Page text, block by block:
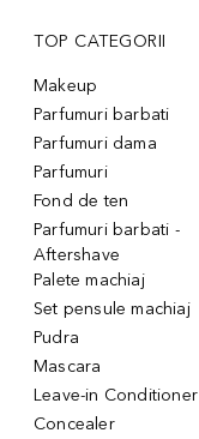
TOP CATEGORII
Makeup
Parfumuri barbati
Parfumuri dama
Parfumuri
Fond de ten
Parfumuri barbati -
Aftershave
Palete machiaj
Set pensule machiaj
Pudra
Mascara
Leave-in Conditioner
Concealer